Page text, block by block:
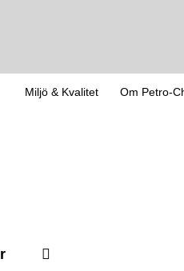
Miljö & Kvalitet Om Petro-